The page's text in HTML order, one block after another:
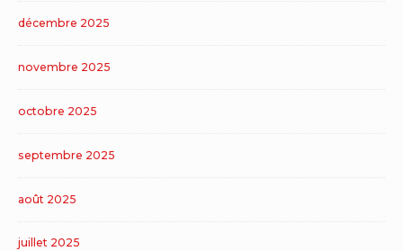
décembre 2025
novembre 2025
octobre 2025
septembre 2025
août 2025
juillet 2025